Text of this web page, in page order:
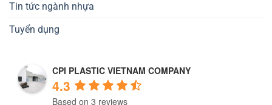
Tin tức ngành nhựa
Tuyển dụng
CPI PLASTIC VIETNAM COMPANY
4.3
Based on 3 reviews